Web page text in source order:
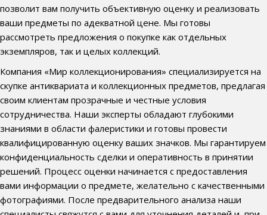
позволит вам получить объективную оценку и реализовать
ваши предметы по адекватной цене. Мы готовы
рассмотреть предложения о покупке как отдельных
экземпляров, так и целых коллекций.
Компания «Мир коллекционирования» специализируется на
скупке антиквариата и коллекционных предметов, предлагая
своим клиентам прозрачные и честные условия
сотрудничества. Наши эксперты обладают глубокими
знаниями в области фалеристики и готовы провести
квалифицированную оценку ваших значков. Мы гарантируем
конфиденциальность сделки и оперативность в принятии
решений. Процесс оценки начинается с предоставления
вами информации о предмете, желательно с качественными
фотографиями. После предварительного анализа наши